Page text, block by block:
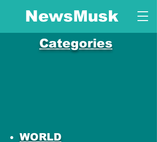
NewsMusk
Categories
WORLD